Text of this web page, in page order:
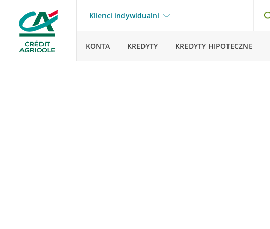
Klienci indywidualni
KONTA KREDYTY KREDYTY HIPOTECZNE